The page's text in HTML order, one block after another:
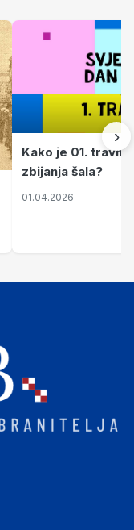
Kako je 01.
zbijanja šala?
01.04.2026
›